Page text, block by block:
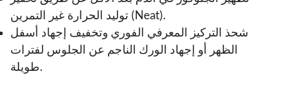
توليد الحرارة غير التمرين (Neat).
شحذ التركيز المعرفي الفوري وتخفيف إجهاد أسفل
الظهر أو إجهاد الورك الناجم عن الجلوس لفترات
طويلة.